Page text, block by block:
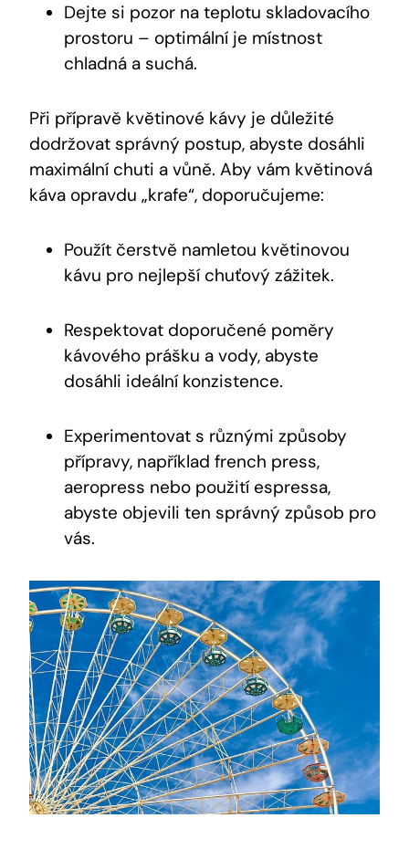
Dejte si pozor na teplotu skladovacího
prostoru – optimální je místnost
chladná a suchá.
Při přípravě květinové kávy je důležité
dodržovat správný postup, abyste dosáhli
maximální chuti a vůně. Aby vám květinová
káva opravdu „krafe“, doporučujeme:
Použít čerstvě namletou květinovou
kávu pro nejlepší chuťový zážitek.
Respektovat doporučené poměry
kávového prášku a vody, abyste
dosáhli ideální konzistence.
Experimentovat s různými způsoby
přípravy, například french press,
aeropress nebo použití espressa,
abyste objevili ten správný způsob pro
vás.